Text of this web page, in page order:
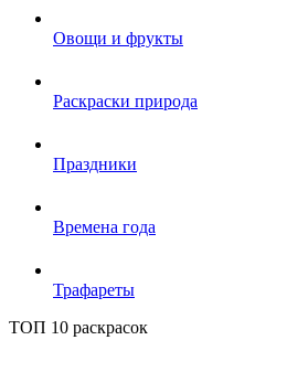
Овощи и фрукты
Раскраски природа
Праздники
Времена года
Трафареты
ТОП 10 раскрасок